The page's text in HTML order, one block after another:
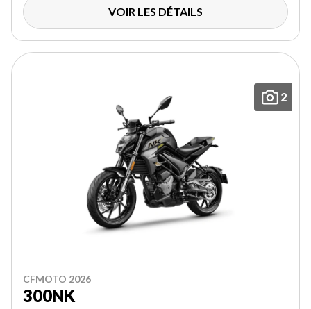
VOIR LES DÉTAILS
2
CFMOTO 2026
300NK